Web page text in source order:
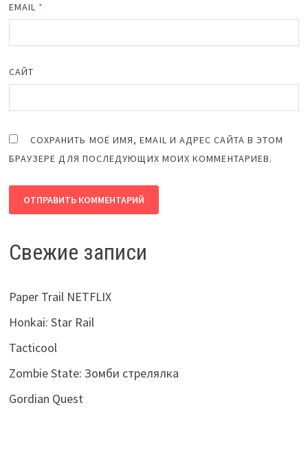
EMAIL *
САЙТ
СОХРАНИТЬ МОЁ ИМЯ, EMAIL И АДРЕС САЙТА В ЭТОМ
БРАУЗЕРЕ ДЛЯ ПОСЛЕДУЮЩИХ МОИХ КОММЕНТАРИЕВ.
Свежие записи
Paper Trail NETFLIX
Honkai: Star Rail
Tacticool
Zombie State: Зомби стрелялка
Gordian Quest